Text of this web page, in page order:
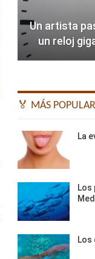
Un artista
un reloj
🏅 MÁS
La
Los
Los